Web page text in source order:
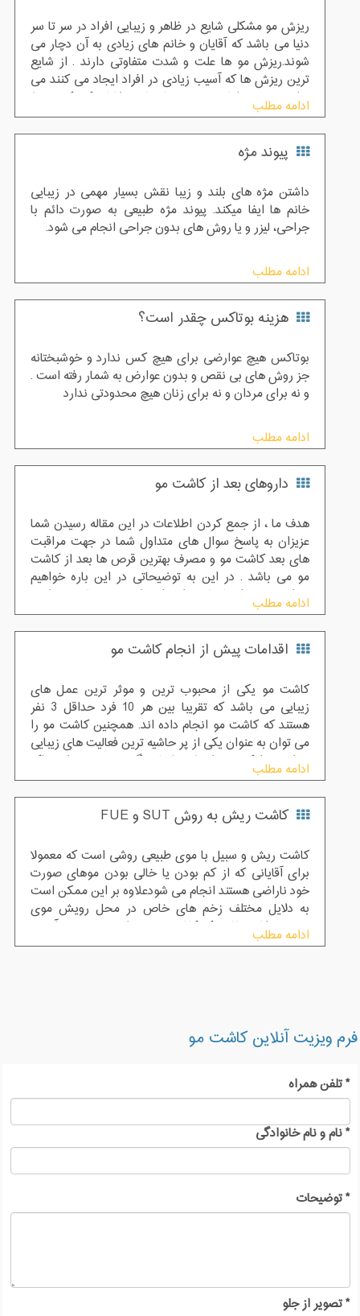
ریزش مو مشکلی شایع در ظاهر و زیبایی افراد در سر تا سر
دنیا می باشد که آقایان و خانم های زیادی به آن دچار می
شوند.ریزش مو ها علت و شدت متفاوتی دارند . از شایع
ترین ریزش ها که آسیب زیادی در افراد ایجاد می کنند می
توان به ریزش ارثی و ریزش های شدید اشاره کرد که توسط
درمان های دارویی و مراقبتی درمان نمی شوند و تا سال
های گذشته هیچگونه درمانی برای این ریزش های شدید
وجود نداشت. اما با پیشرفت علم در این روز ها شاهد روشی
می باشد و با روش های مختلف و تکنیک های متفاوت خود
منجر به رشد طبیعی موها به صورت دائمی می شود .
ادامه مطلب
پیوند مژه
داشتن مژه های بلند و زیبا نقش بسیار مهمی در زیبایی
خانم ها ایفا میکند. پیوند مژه طبیعی به صورت دائم با
جراحی، لیزر و یا روش های بدون جراحی انجام می شود.
ادامه مطلب
هزینه بوتاکس چقدر است؟
بوتاکس هیچ عوارضی برای هیچ کس ندارد و خوشبختانه
جز روش های بی نقص و بدون عوارض به شمار رفته است .
و نه برای مردان و نه برای زنان هیچ محدودتی ندارد
ادامه مطلب
داروهای بعد از کاشت مو
هدف ما ، از جمع کردن اطلاعات در این مقاله رسیدن شما
عزیزان به پاسخ سوال های متداول شما در جهت مراقبت
های بعد کاشت مو و مصرف بهترین قرص ها بعد از کاشت
مو می باشد . در این به توضیحاتی در این باره خواهیم
پرداخت و سوال شما عزیزان را در این زمینه پاسخ خواهیم
داد . پاسخ به این سوال رایج به این گونه می باشد که در
ابتدا افراد باید به این نکته توجه داشته باشند که کاشت مو ،
عملی تضمینی بوده و ریزش مجدد مو ها را با خود به همراه
ادامه مطلب
اقدامات پیش از انجام کاشت مو
کاشت مو یکی از محبوب ترین و موثر ترین عمل های
زیبایی می باشد که تقریبا بین هر 10 فرد حداقل 3 نفر
هستند که کاشت مو انجام داده اند. همچنین کاشت مو را
می توان به عنوان یکی از پر حاشیه ترین فعالیت های زیبایی
خواند چرا که به واسطه تبلیغات گسترده برخی از مراکز
کاشت مو باعث شده که انتخاب سخت تر شود.
ادامه مطلب
کاشت ریش به روش SUT و FUE
کاشت ریش و سبیل با موی طبیعی روشی است که معمولا
برای آقایانی که از کم بودن یا خالی بودن موهای صورت
خود ناراضی هستند انجام می شودعلاوه بر این ممکن است
به دلایل مختلف زخم های خاص در محل رویش موی
صورت داشته باشند که کاشت ریش طبیعی در محل آسیب
دیدگی می تواند تنها راه کار دائم برای پر پشت کردن ریش
ادامه مطلب
فرم ویزیت آنلاین کاشت مو
*تلفن همراه
*نام و نام خانوادگی
*توضیحات
*تصویر از جلو